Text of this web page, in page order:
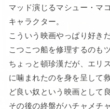
マッド演じるマシュー・マ
キャラクター。
こういう映画やっぱり好き
こつこつ船を修理するのもツ
ちょっと頓珍漢だが、エリ
に噛まれたのを身を呈して
ど良い奴という映画として
その後の終盤がハチャメチ